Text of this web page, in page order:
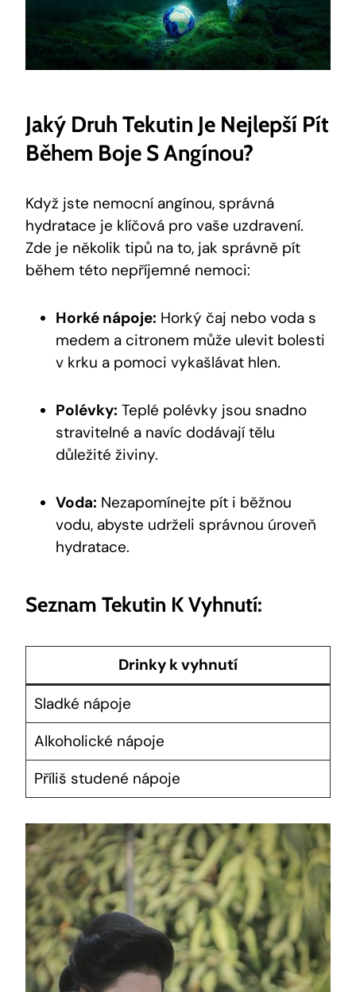
Jaký Druh Tekutin Je Nejlepší Pít
Během Boje S Angínou?
Když jste nemocní angínou, správná
hydratace je klíčová pro vaše uzdravení.
Zde je několik tipů na to, jak správně pít
během této nepříjemné nemoci:
Horké nápoje: Horký čaj nebo voda s
medem a citronem může ulevit bolesti
v krku a pomoci vykašlávat hlen.
Polévky: Teplé polévky jsou snadno
stravitelné a navíc dodávají tělu
důležité živiny.
Voda: Nezapomínejte pít i běžnou
vodu, abyste udrželi správnou úroveň
hydratace.
Seznam Tekutin K Vyhnutí:
Drinky k vyhnutí
Sladké nápoje
Alkoholické nápoje
Příliš studené nápoje